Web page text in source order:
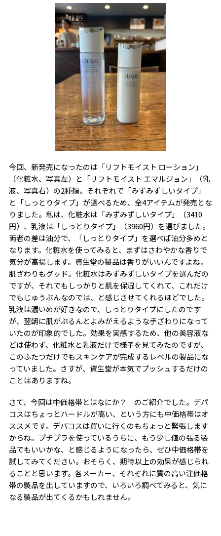
今回、新発売になったのは「リフトモイスト ローション」
（化粧水、写真左）と「リフトモイスト エマルジョン」（乳
液、写真右）の2種類。それぞれで「みずみずしいタイプ」
と「しっとりタイプ」が選べるため、全4アイテムが発売とな
りました。私は、化粧水は「みずみずしいタイプ」（3410
円）、乳液は「しっとりタイプ」（3960円）を選びました。
両者の差は油分で、「しっとりタイプ」を選べば油分多めと
なります。化粧水を使ってみると、まずはさわやかな香りで
気分が高揚します。資生堂の製品は香りがいいんですよね。
肌ざわりもグッド。化粧水はみずみずしいタイプを選んだの
ですが、それでもしっかりと肌を保湿してくれて、これだけ
でもじゅうぶんなのでは、と感じさせてくれるほどでした。
乳液は濃いめが好きなので、しっとりタイプにしたのです
が、翌朝に肌がぷるんとよみがえるような手ざわりになって
いたのが印象的でした。効果を実感するため、他の美容液な
どは使わず、化粧水と乳液だけで様子を見てみたのですが、
このふたつだけでもスキンケアが完成するレベルの製品にな
っていました。さすが、資生堂が本気でプッシュするだけの
ことはありますね。
さて、今回は中価格帯とはなにか？ のご紹介でした。デパ
コスはちょっとハードルが高い、という方にも中価格帯はオ
ススメです。デパコスは買いに行くのもちょっと緊張します
からね。プチプラを使っているうちに、もう少し値の張る製
品でもいいかな、と感じるようになったら、ぜひ中価格帯を
試してみてください。おそらく、期待以上の効果が感じられ
ることと思います。各メーカー、それぞれに質の高い注価格
帯の製品を出していますので、いろいろ調べてみると、気に
なる製品が出てくるかもしれません。